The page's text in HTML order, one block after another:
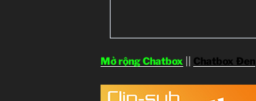
Mở rộng Chatbox Chatbox Đen